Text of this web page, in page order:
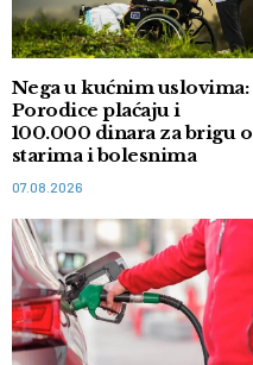
Nega u kućnim uslovima:
Porodice plaćaju i
100.000 dinara za brigu o
starima i bolesnima
07.08.2026